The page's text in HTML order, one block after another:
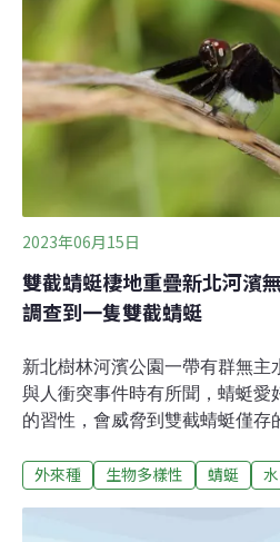
2023年06月15日
雙截蜻蜓棲地重疊新北河濱
調查到一隻雙截蜻蜓
新北樹林河濱公園一帶有群無主
與人衝突事件時有所聞，蜻蜓愛
的習性，會威脅到雙截蜻蜓僅存
調查到一隻，且發現牛腳印。學
外來種 生物多樣性 蜻蜓